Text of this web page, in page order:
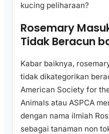
kucing peliharaan?
Rosemary
Tidak Beracun
Kabar baiknya,
tidak dikategorikan
American Society for
Animals atau ASPCA
dengan nama ilmiah
sebagai tanaman non